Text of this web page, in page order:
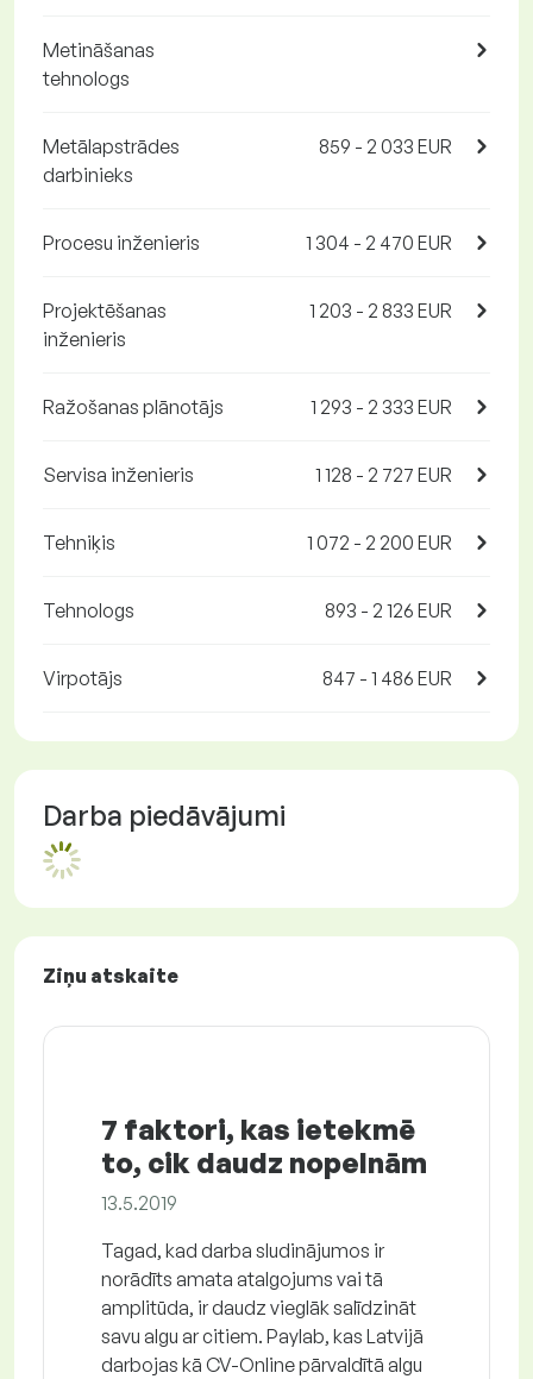
Metināšanas
tehnologs
Metālapstrādes
darbinieks
859 - 2 033 EUR
Procesu inženieris 1 304 - 2 470 EUR
Projektēšanas
inženieris
1 203 - 2 833 EUR
Ražošanas plānotājs 1 293 - 2 333 EUR
Servisa inženieris 1 128 - 2 727 EUR
Tehniķis 1 072 - 2 200 EUR
Tehnologs 893 - 2 126 EUR
Virpotājs 847 - 1 486 EUR
Darba piedāvājumi
Ziņu atskaite
7 faktori, kas ietekmē
to, cik daudz nopelnām
13.5.2019
Tagad, kad darba sludinājumos ir
norādīts amata atalgojums vai tā
amplitūda, ir daudz vieglāk salīdzināt
savu algu ar citiem. Paylab, kas Latvijā
darbojas kā CV-Online pārvaldītā algu